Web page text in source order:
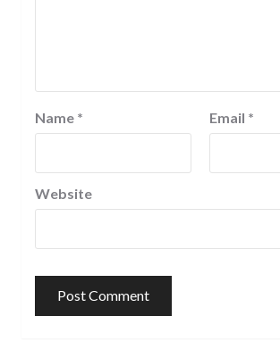
Name * Email *
Website